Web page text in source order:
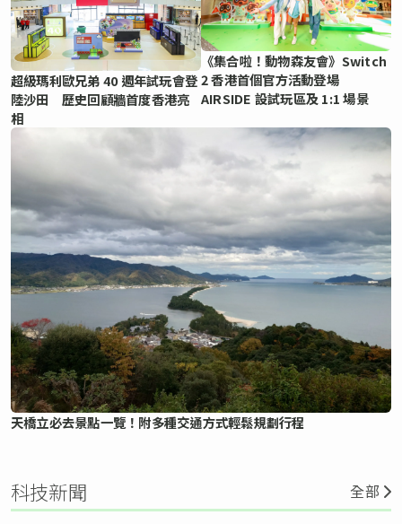
超級瑪利歐兄弟 40 週年試玩會登
陸沙田 歷史回顧牆首度香港亮
相
《集合啦！動物森友會》Switch
2 香港首個官方活動登場
AIRSIDE 設試玩區及 1:1 場景
天橋立必去景點一覽！附多種交通方式輕鬆規劃行程
科技新聞 全部